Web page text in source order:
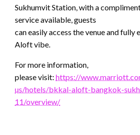
Sukhumvit Station, with a
service available, guests
can easily access the venue and fully
Aloft vibe.
For more information,
please visit: https://
us/hotels/bkkal-aloft-bangkok-
11/overview/